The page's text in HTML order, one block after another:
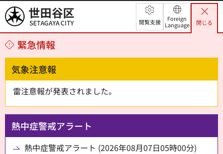
世田谷区 閲覧支援
Foreign
Language
閉じる
緊急情報
気象注意報
雷注意報が発表されました。
熱中症警戒アラート
熱中症警戒アラート (2026年08月07日05時00分)